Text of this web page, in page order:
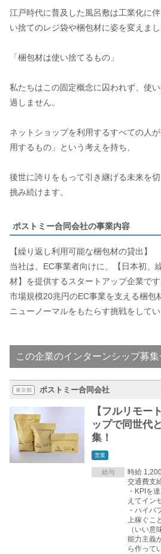
江戸時代に普及した風呂敷は工業化に
い捨てのレジ袋や梱包材に姿を変えまし
「梱包材は使い捨てるもの」
私たちはこの固定概念に囚われず、使
過しません。
ネットショップを利用するすべての人
用するもの」という考えを持ち、
後世に誇りをもって引き継げる未来を
挑み続けます。
ポストミー合同会社の事業内容
【繰り返し利用可能な梱包材の貸出】
当社は、EC事業者向けに、【日本初、
材】を提供するスタートアップ企業です
市場規模20兆円のEC事業を支える梱包
ニューノーマルをもたらす挑戦をしてい
この企業のインターンシップ募集
東京都 ポストミー合同会社
【フルリモー
ップで同世代
集！
営業
給与
時給
交通費支
・KPIを
えてイン
・ハイパ
上稼ぐこ
（いい
能力主義
ら作って